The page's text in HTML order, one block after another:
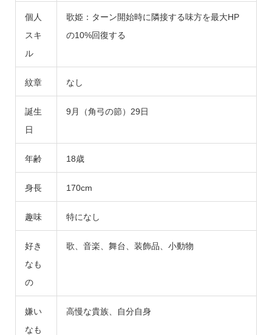
個人
スキ
ル
歌姫：ターン開始時に隣接する味方を最大HP
の10%回復する
紋章 なし
誕生
日
9月（角弓の節）29日
年齢 18歳
身長 170cm
趣味 特になし
好き
なも
の
歌、音楽、舞台、装飾品、小動物
嫌い
なも
高慢な貴族、自分自身